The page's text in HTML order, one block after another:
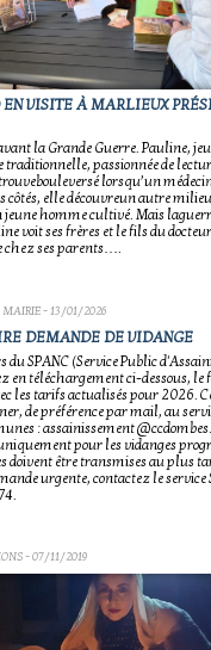
EN VISITE À MARLIEUX
la Grande Guerre. Pauline,
passionnée de
lorsqu’un
côtés, elle découvreun autre
jeune homme cultivé. Mais
voit ses frères et le fils du
chez ses parents….
MAIRIE- 13/01/2026
DEMANDE DE VIDANGE
du SPANC (Service Public
en téléchargement ci-dessous, le
les tarifs actualisés pour 2026.
de préférence par mail, au
:
pour les vidanges
doivent être transmises au plus
urgente, contactez le service
- 07/11/2019